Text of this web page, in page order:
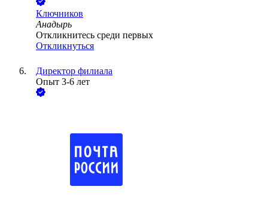
Ключников
Анадырь
Откликнитесь среди первых
Откликнуться
Директор филиала
Опыт 3-6 лет